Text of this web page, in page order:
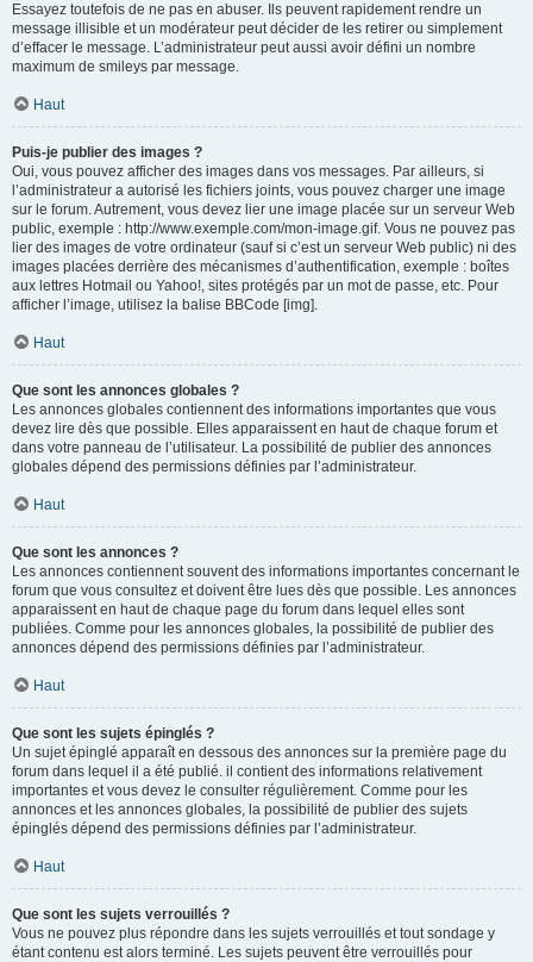
Essayez toutefois de ne pas en abuser. Ils peuvent rapidement rendre un
message illisible et un modérateur peut décider de les retirer ou simplement
d’effacer le message. L’administrateur peut aussi avoir défini un nombre
maximum de smileys par message.
Haut
Puis-je publier des images ?
Oui, vous pouvez afficher des images dans vos messages. Par ailleurs, si
l’administrateur a autorisé les fichiers joints, vous pouvez charger une image
sur le forum. Autrement, vous devez lier une image placée sur un serveur Web
public, exemple : http://www.exemple.com/mon-image.gif. Vous ne pouvez pas
lier des images de votre ordinateur (sauf si c’est un serveur Web public) ni des
images placées derrière des mécanismes d’authentification, exemple : boîtes
aux lettres Hotmail ou Yahoo!, sites protégés par un mot de passe, etc. Pour
afficher l’image, utilisez la balise BBCode [img].
Haut
Que sont les annonces globales ?
Les annonces globales contiennent des informations importantes que vous
devez lire dès que possible. Elles apparaissent en haut de chaque forum et
dans votre panneau de l’utilisateur. La possibilité de publier des annonces
globales dépend des permissions définies par l’administrateur.
Haut
Que sont les annonces ?
Les annonces contiennent souvent des informations importantes concernant le
forum que vous consultez et doivent être lues dès que possible. Les annonces
apparaissent en haut de chaque page du forum dans lequel elles sont
publiées. Comme pour les annonces globales, la possibilité de publier des
annonces dépend des permissions définies par l’administrateur.
Haut
Que sont les sujets épinglés ?
Un sujet épinglé apparaît en dessous des annonces sur la première page du
forum dans lequel il a été publié. il contient des informations relativement
importantes et vous devez le consulter régulièrement. Comme pour les
annonces et les annonces globales, la possibilité de publier des sujets
épinglés dépend des permissions définies par l’administrateur.
Haut
Que sont les sujets verrouillés ?
Vous ne pouvez plus répondre dans les sujets verrouillés et tout sondage y
étant contenu est alors terminé. Les sujets peuvent être verrouillés pour